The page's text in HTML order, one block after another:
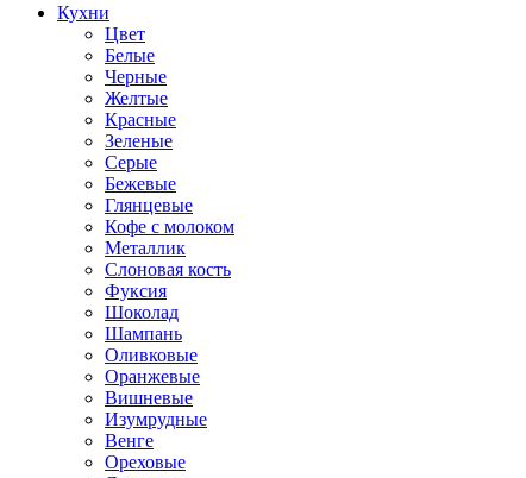
Кухни
Цвет
Белые
Черные
Желтые
Красные
Зеленые
Серые
Бежевые
Глянцевые
Кофе с молоком
Металлик
Слоновая кость
Фуксия
Шоколад
Шампань
Оливковые
Оранжевые
Вишневые
Изумрудные
Венге
Ореховые